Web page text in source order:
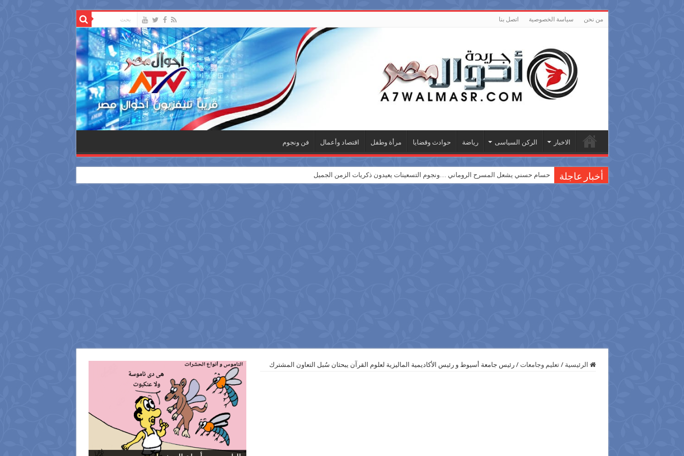
من نحن سياسة الخصوصية اتصل بنا
الاخبار الركن السياسى رياضة حوادث وقضايا مرأة وطفل اقتصاد وأعمال فن ونجوم
أخبار عاجلة حسام حسني يشعل المسرح الروماني …ونجوم التسعينات يعيدون ذكريات الزمن الجميل
الرئيسية / تعليم وجامعات / رئيس جامعة أسيوط و رئيس الأكاديمية الماليزية لعلوم القرآن يبحثان سُبل التعاون المشترك